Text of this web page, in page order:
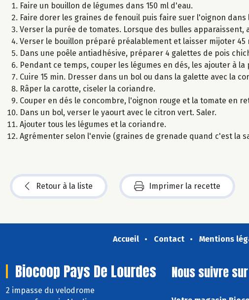
Faire un bouillon de légumes dans 150 ml d'eau.
Faire dorer les graines de fenouil puis faire suer l'oignon
Verser la purée de tomates. Lorsque des bulles apparaissent,
Verser le bouillon préparé préalablement et laisser mijoter 45
Dans une poêle antiadhésive, préparer 4 galettes de pois
Pendant ce temps, couper les légumes en dés, les ajouter à
Cuire 15 min. Dresser dans un bol ou dans la galette avec la
Râper la carotte, ciseler la coriandre.
Couper en dés le concombre, l'oignon rouge et la tomate en
Dans un bol, verser le yaourt avec le citron vert. Saler.
Ajouter tous les légumes et la coriandre.
Agrémenter selon l'envie (graines de grenade quand c'est la
Retour à la liste Imprimer la recette
Accueil Contact Mentions
Biocoop Pays De Lourdes
2 impasse du velodrome
Nous suivre sur